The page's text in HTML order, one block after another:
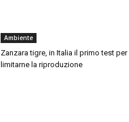
Ambiente
Zanzara tigre, in Italia il primo test per
limitarne la riproduzione